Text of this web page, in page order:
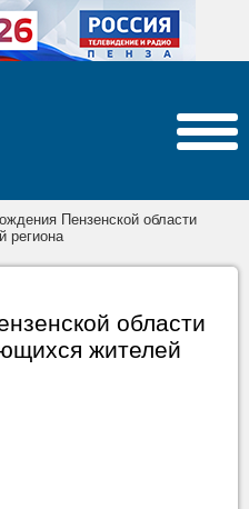
Пензенской области
региона
области
жителей